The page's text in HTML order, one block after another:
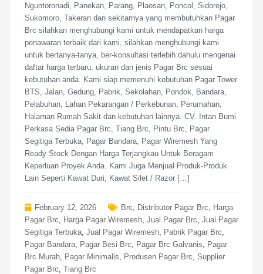
Nguntoronadi, Panekan, Parang, Plaosan, Poncol, Sidorejo,
Sukomoro, Takeran dan sekitarnya yang membutuhkan Pagar
Brc silahkan menghubungi kami untuk mendapatkan harga
penawaran terbaik dari kami, silahkan menghubungi kami
untuk bertanya-tanya, ber-konsultasi terlebih dahulu mengenai
daftar harga terbaru, ukuran dan jenis Pagar Brc sesuai
kebutuhan anda. Kami siap memenuhi kebutuhan Pagar Tower
BTS, Jalan, Gedung, Pabrik, Sekolahan, Pondok, Bandara,
Pelabuhan, Lahan Pekarangan / Perkebunan, Perumahan,
Halaman Rumah Sakit dan kebutuhan lainnya. CV. Intan Bumi
Perkasa Sedia Pagar Brc, Tiang Brc, Pintu Brc, Pagar
Segitiga Terbuka, Pagar Bandara, Pagar Wiremesh Yang
Ready Stock Dengan Harga Terjangkau Untuk Beragam
Keperluan Proyek Anda. Kami Juga Menjual Produk-Produk
Lain Seperti Kawat Duri, Kawat Silet / Razor […]
February 12, 2026 Brc Distributor Pagar Brc
Harga
Pagar Brc
Harga Pagar Wiremesh, Jual Pagar Brc Jual Pagar
Segitiga Terbuka, Jual Pagar Wiremesh, Pabrik Pagar Brc
Pagar Bandara, Pagar Besi Brc Pagar Brc Galvanis
Pagar
Brc Murah, Pagar Minimalis Produsen Pagar Brc Supplier
Pagar Brc Tiang Brc